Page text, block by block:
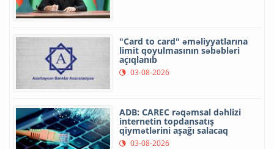
"Card to card" əməliyyatlarına
limit qoyulmasının səbəbləri
açıqlanıb
03-08-2026
ADB: CAREC rəqəmsal dəhlizi
internetin topdansatış
qiymətlərini aşağı salacaq
03-08-2026